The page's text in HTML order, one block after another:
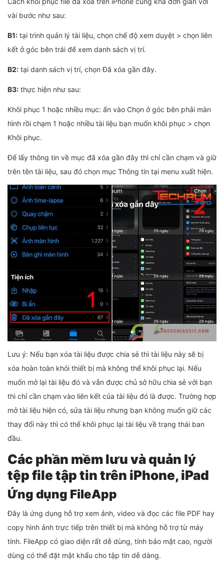
vài bước như sau:
B1: tại trình quản lý tài liệu, chọn chế độ xem duyệt > chọn liên
kết ở góc bên trái để xem danh sách vị trí.
B2: tại danh sách vị trí, chọn Đã xóa gần đây.
B3: thực hiện như sau:
Khôi phục 1 hoặc nhiều mục: ấn vào Chọn ở góc bên phải màn
hình rồi chạm 1 hoặc nhiều tài liệu bạn muốn khôi phục > chọn
Khôi phục.
Để lấy thông tin về mục đã xóa gần đây thì chỉ cần chạm và giữ
trên tên tài liệu, sau đó chọn mục Thông tin tại menu xuất hiện.
Lưu ý: Nếu bạn xóa tài liệu được chia sẻ thì tài liệu này sẽ bị
xóa hoàn toàn khỏi thiết bị mà không thể khôi phục lại. Nếu
muốn mở lại tài liệu đó và vẫn được chủ sở hữu chia sẻ với bạn
thì chỉ cần chạm vào liên kết của tài liệu đó là được. Trường hợp
mở tài liệu hiện có, sửa tài liệu nhưng bạn không muốn giữ các
thay đổi này thì có thể khôi phục lại tài liệu về trạng thái ban
đầu.
Các phần mềm lưu và quản lý
tệp file tập tin trên iPhone, iPad
Ứng dụng FileApp
Đây là ứng dụng hỗ trợ xem ảnh, video và đọc các file PDF hay
copy hình ảnh trực tiếp trên thiết bị mà không hỗ trợ từ máy
tính. FileApp có giao diện rất dễ dùng, tính bảo mật cao, người
dùng có thể đặt mật khẩu cho tập tin dễ dàng.